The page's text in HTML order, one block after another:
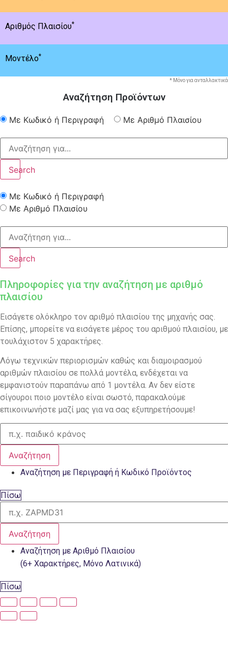
Αριθμός Πλαισίου*
Μοντέλο*
* Μόνο για ανταλλακτικά
Αναζήτηση Προϊόντων
Με Κωδικό ή Περιγραφή Με Αριθμό Πλαισίου
Search
Με Κωδικό ή Περιγραφή
Με Αριθμό Πλαισίου
Search
Πληροφορίες για την αναζήτηση με αριθμό
πλαισίου
Εισάγετε ολόκληρο τον αριθμό πλαισίου της μηχανής σας.
Επίσης, μπορείτε να εισάγετε μέρος του αριθμού πλαισίου, με
τουλάχιστον 5 χαρακτήρες.
Λόγω τεχνικών περιορισμών καθώς και διαμοιρασμού
αριθμών πλαισίου σε πολλά μοντέλα, ενδέχεται να
εμφανιστούν παραπάνω από 1 μοντέλα. Αν δεν είστε
σίγουροι ποιο μοντέλο είναι σωστό, παρακαλούμε
επικοινωνήστε μαζί μας για να σας εξυπηρετήσουμε!
Αναζήτηση
Αναζήτηση με Περιγραφή ή Κωδικό Προϊόντος
Πίσω
Αναζήτηση
Αναζήτηση με Αριθμό Πλαισίου
(6+ Χαρακτήρες, Μόνο Λατινικά)
Πίσω